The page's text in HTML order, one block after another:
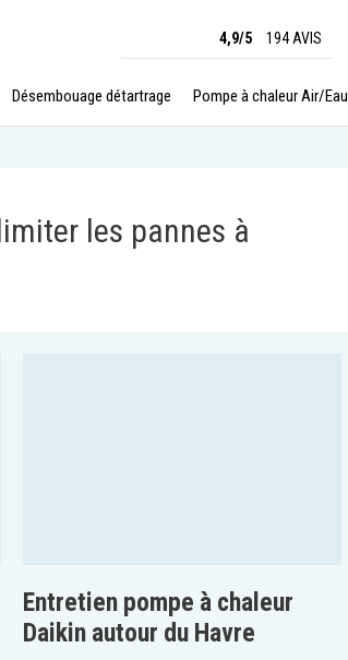
4,9/5 194 AVIS
Désembouage détartrage Pompe à chaleur Air/Eau
les pannes à
Entretien pompe à chaleur
Daikin autour du Havre